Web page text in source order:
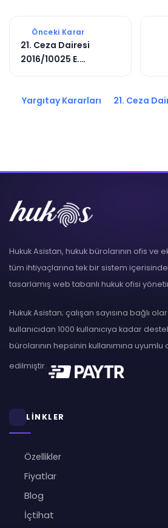
Önceki Karar
21. Ceza Dairesi
2016/10025 E.
Yargıtay Kararları 21. Ceza
Hukuk Asistan, hukuk bürolarının ofis ve
tüm ihtiyaçlarına tek bir sistem
tasarlamış web tabanlı hukuk ofisi
Hukuk Asistan; çalışan sayısına bağlı
kullanıcıdan 1000 kullanıcıya kadar
bürolarının hepsinin kullanımına
edilmiştir.
LİNKLER
Özellikler
Fiyatlar
Blog
İçtihat